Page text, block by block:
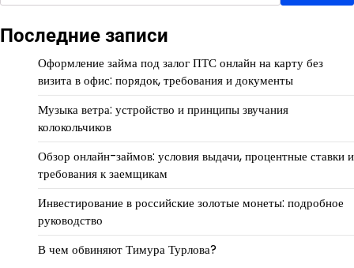
Последние записи
Оформление займа под залог ПТС онлайн на карту без
визита в офис: порядок, требования и документы
Музыка ветра: устройство и принципы звучания
колокольчиков
Обзор онлайн-займов: условия выдачи, процентные ставки и
требования к заемщикам
Инвестирование в российские золотые монеты: подробное
руководство
В чем обвиняют Тимура Турлова?